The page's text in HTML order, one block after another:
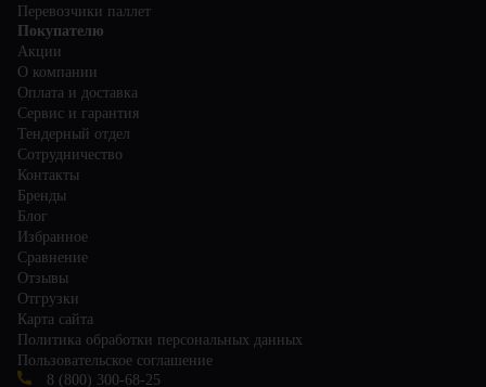
Перевозчики паллет
Покупателю
Акции
О компании
Оплата и доставка
Сервис и гарантия
Тендерный отдел
Сотрудничество
Контакты
Бренды
Блог
Избранное
Сравнение
Отзывы
Отгрузки
Карта сайта
Политика обработки персональных данных
Пользовательское соглашение
8 (800) 300-68-25